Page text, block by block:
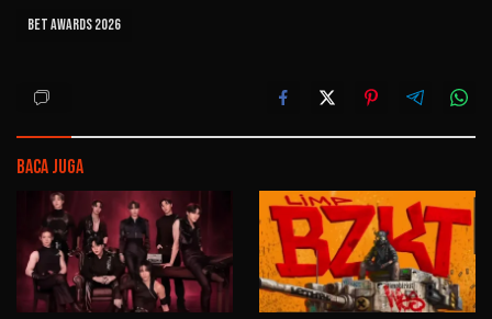
BET Awards 2026
Baca Juga